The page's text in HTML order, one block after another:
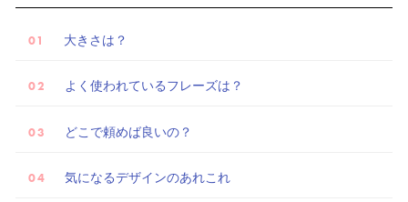
大きさは？
よく使われているフレーズは？
どこで頼めば良いの？
気になるデザインのあれこれ